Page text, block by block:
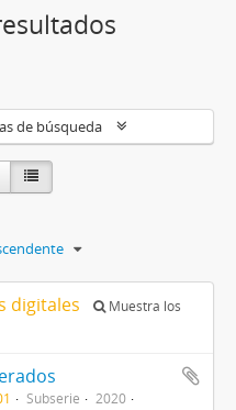
de búsqueda
digitales
Muestra los
Subserie
2020